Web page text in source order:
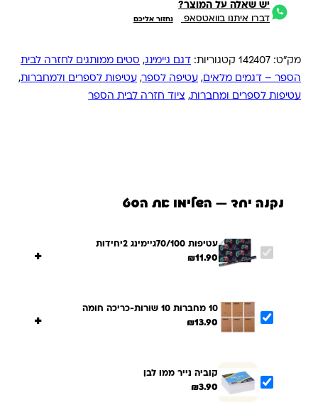
יש שאלה על המוצר?
דברו איתנו בוואטסאפ נחזור אליכם
מק"ט: 142407 קטגוריות: דגם גיימינג, סטים ממותגים לחזרה לבית
הספר – דגמים מלאים, עטיפה לספר, עטיפות לספרים ולמחברות,
עטיפות לספרים ומחברות, ציוד חזרה לבית הספר
נקנה יחד — השלימו את הסט
עטיפות 70/100גיימינג 2יחידות
₪11.90
+
10 מחברות 10 שורות-כריכה חומה
₪13.90
+
קוביה נייר ממו לבן
₪3.90